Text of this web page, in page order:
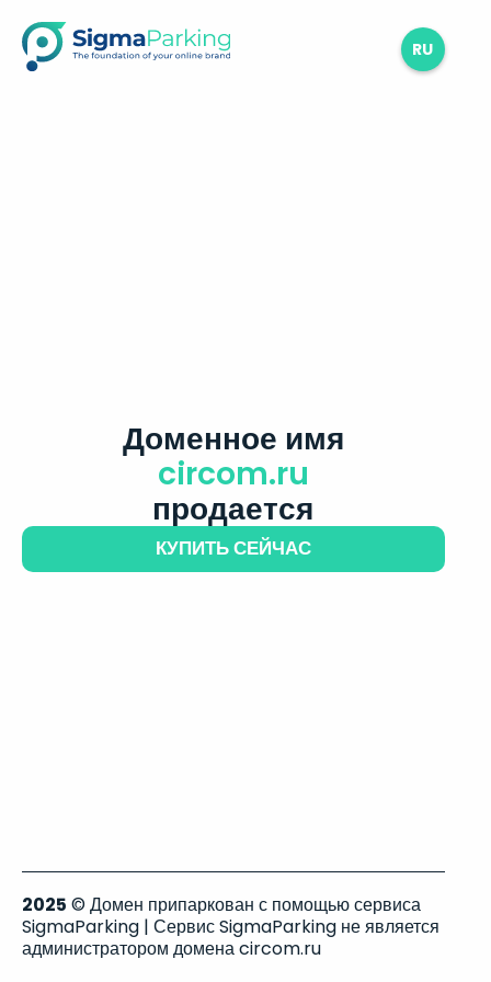
RU
Доменное имя
circom.ru
продается
КУПИТЬ СЕЙЧАС
2025 © Домен припаркован с помощью сервиса
SigmaParking | Сервис SigmaParking не является
администратором домена circom.ru